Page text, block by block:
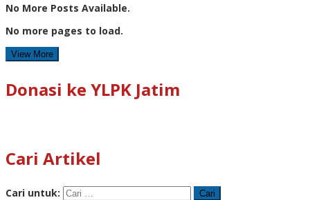
No More Posts Available.
No more pages to load.
View More
Donasi ke YLPK Jatim
Cari Artikel
Cari untuk: